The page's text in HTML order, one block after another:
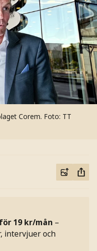
Corem. Foto: TT
19 kr/mån –
intervjuer och